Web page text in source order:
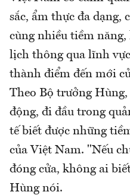
sắc, ẩm thực đa dạng,
cùng nhiều tiềm
lịch thông qua lĩnh
thành điểm đến mới
Theo Bộ trưởng
động, đi đầu trong
tế biết được những
của Việt Nam. "Nếu
đóng cửa, không ai
Hùng nói.